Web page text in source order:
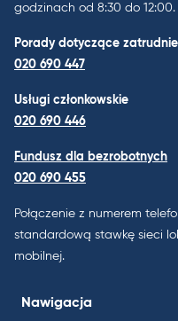
godzinach od 8:30 do 12:00.
Porady dotyczące
020 690 447
Usługi członkowskie
020 690 446
Fundusz dla bezrobotnych
020 690 455
Połączenie z numerem
standardową stawkę sieci
mobilnej.
Nawigacja